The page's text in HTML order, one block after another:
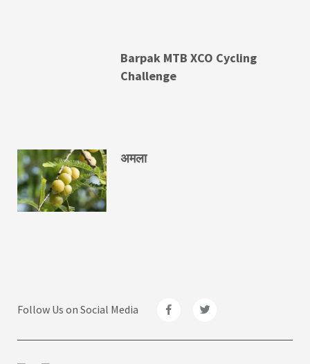
Barpak MTB XCO Cycling
Challenge
अमला
Follow Us on Social Media